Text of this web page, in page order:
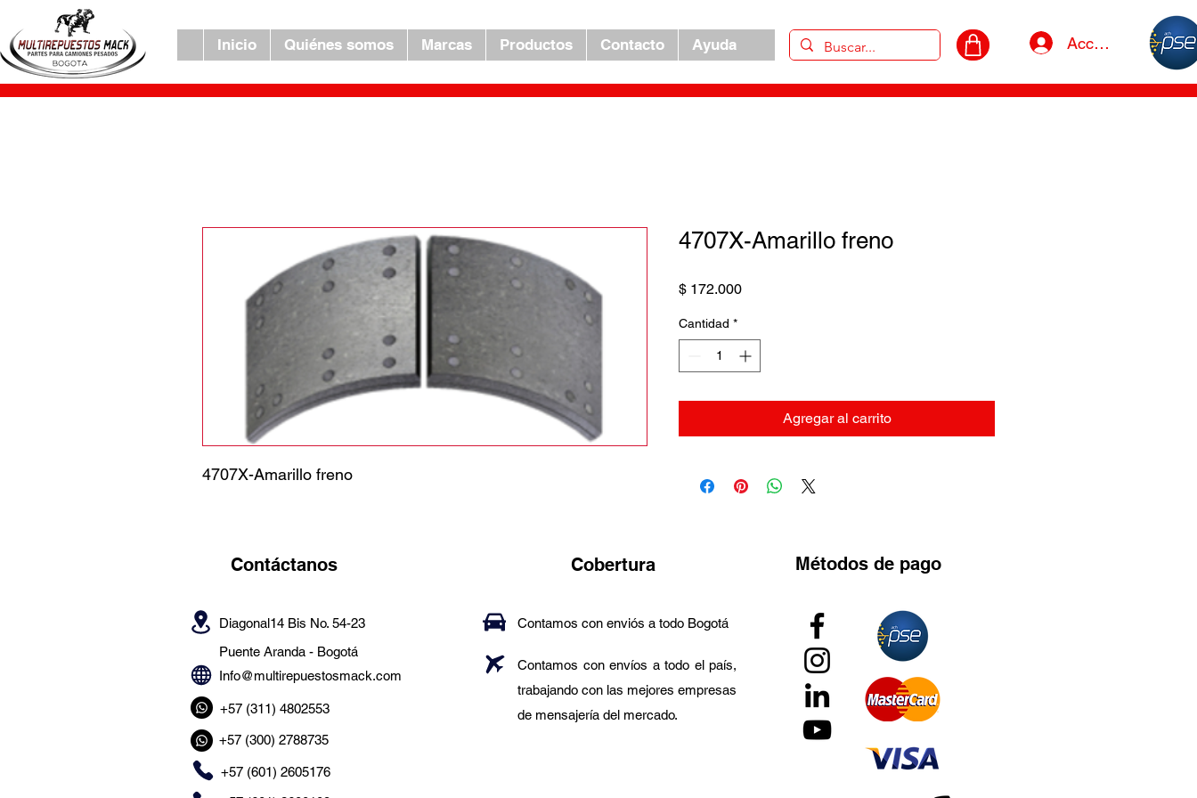
Inicio Quiénes somos Marcas Productos Contacto Ayuda Acceso
4707X-Amarillo freno
4707X-Amarillo freno
$ 172.000Precio
Cantidad *
Agregar al carrito
Contáctanos
Diagonal14 Bis No. 54-23
Puente Aranda - Bogotá
Info@multirepuestosmack.com
+57 (311) 4802553
+57 (300) 2788735
+57 (601) 2605176
Cobertura
Contamos con envíos a todo el país,
trabajando con las mejores empresas
de mensajería del mercado.
Contamos con enviós a todo Bogotá
Métodosde pago